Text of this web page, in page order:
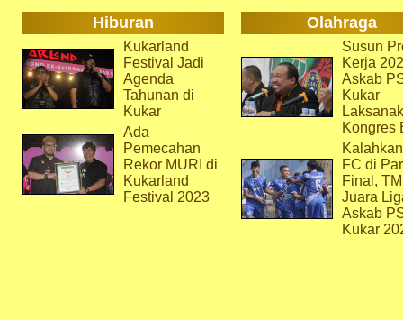
Hiburan Olahraga
Kukarland
Festival Jadi
Agenda
Tahunan di
Kukar
Ada
Pemecahan
Rekor MURI di
Kukarland
Festival 2023
Susun
Kerja
Askab
Kukar
Kongres
FC di
Final,
Juara
Askab
Kukar